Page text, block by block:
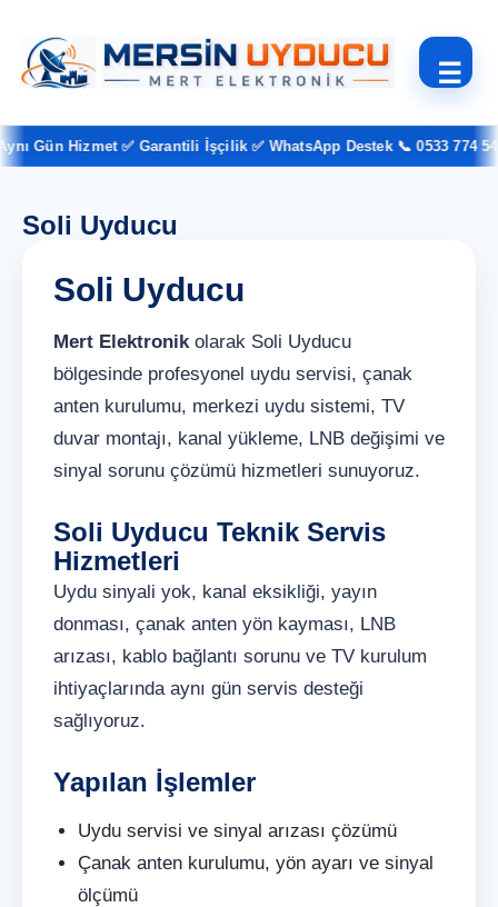
☰
Gün Hizmet ✅ Garantili İşçilik ✅ WhatsApp Destek 📞 0533 774 54
Soli Uyducu
Soli Uyducu
Mert Elektronikolarak Soli Uyducu
bölgesinde profesyonel uydu servisi, çanak
anten kurulumu, merkezi uydu sistemi, TV
duvar montajı, kanal yükleme, LNB değişimi ve
sinyal sorunu çözümü hizmetleri sunuyoruz.
Soli Uyducu Teknik Servis
Hizmetleri
Uydu sinyali yok, kanal eksikliği, yayın
donması, çanak anten yön kayması, LNB
arızası, kablo bağlantı sorunu ve TV kurulum
ihtiyaçlarında aynı gün servis desteği
sağlıyoruz.
Yapılan İşlemler
Uydu servisi ve sinyal arızası çözümü
Çanak anten kurulumu, yön ayarı ve sinyal
ölçümü